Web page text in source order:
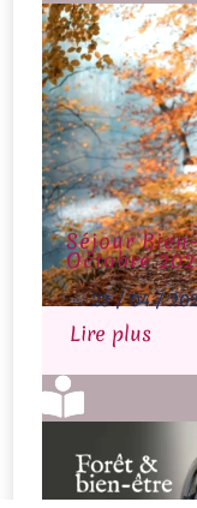
Séjour
Octobre
→23 / 04 /
Lire plus
